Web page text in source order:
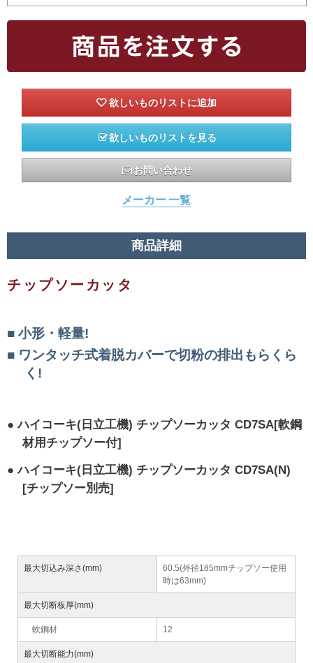
欲しいものリストを見る
お問い合わせ
メーカー 一覧
商品詳細
チップソーカッタ
小形・軽量!
ワンタッチ式着脱カバーで切粉の排出もらくら
く!
ハイコーキ(日立工機) チップソーカッタ CD7SA[軟鋼
材用チップソー付]
ハイコーキ(日立工機) チップソーカッタ CD7SA(N)
[チップソー別売]
最大切込み深さ(mm)
60.5(外径185mmチップソー使用
時は63mm)
最大切断板厚(mm)
軟鋼材 12
最大切断能力(mm)